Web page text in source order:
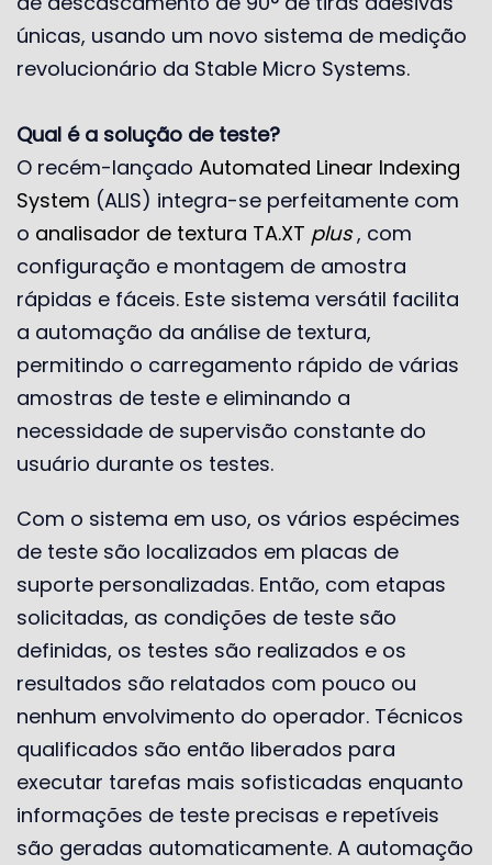
únicas, usando um novo sistema de medição
revolucionário da Stable Micro Systems.
Qual é a solução de teste?
O recém-lançado Automated Linear Indexing
System (ALIS) integra-se perfeitamente com
o analisador de textura TA.XT plus, com
configuração e montagem de amostra
rápidas e fáceis. Este sistema versátil facilita
a automação da análise de textura,
permitindo o carregamento rápido de várias
amostras de teste e eliminando a
necessidade de supervisão constante do
usuário durante os testes.
Com o sistema em uso, os vários espécimes
de teste são localizados em placas de
suporte personalizadas. Então, com etapas
solicitadas, as condições de teste são
definidas, os testes são realizados e os
resultados são relatados com pouco ou
nenhum envolvimento do operador. Técnicos
qualificados são então liberados para
executar tarefas mais sofisticadas enquanto
informações de teste precisas e repetíveis
são geradas automaticamente. A automação